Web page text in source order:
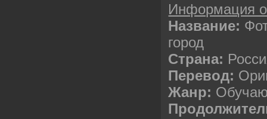
Информация
Название:
город
Страна:
Перевод:
Жанр: